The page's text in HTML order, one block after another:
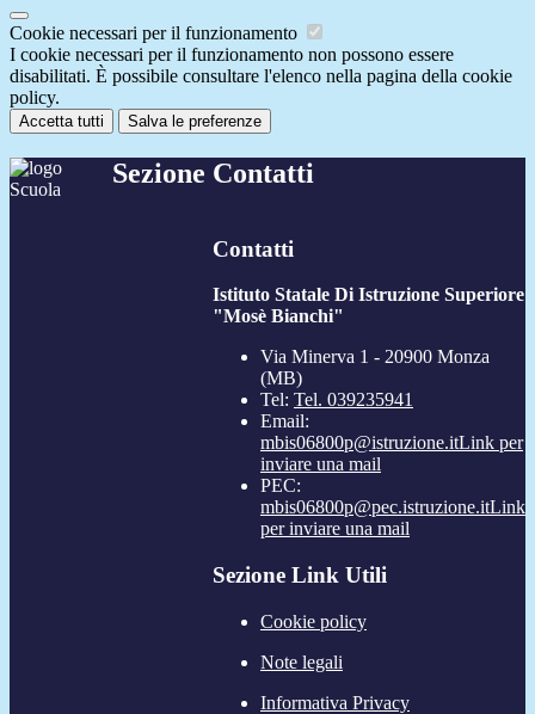
Cookie necessari per il funzionamento
I cookie necessari per il funzionamento non possono essere
disabilitati. È possibile consultare l'elenco nella pagina della cookie
policy.
Accetta tutti Salva le preferenze
Sezione Contatti
Contatti
Istituto Statale Di Istruzione Superiore
"Mosè Bianchi"
Via Minerva 1 - 20900 Monza
(MB)
Tel: Tel. 039235941
Email:
mbis06800p@istruzione.itLink per
inviare una mail
PEC:
mbis06800p@pec.istruzione.itLink
per inviare una mail
Sezione Link Utili
Cookie policy
Note legali
Informativa Privacy